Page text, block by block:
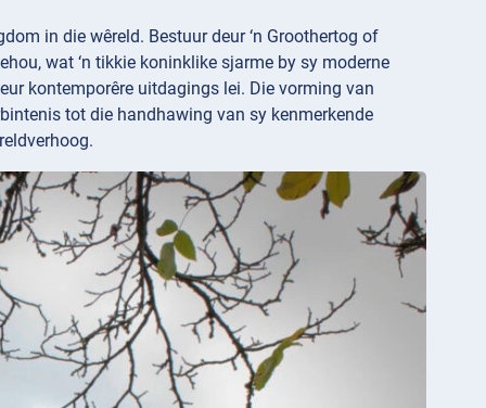
in die wêreld. Bestuur deur ‘n Groothertog of
wat ‘n tikkie koninklike sjarme by sy moderne
kontemporêre uitdagings lei. Die vorming van
tot die handhawing van sy kenmerkende